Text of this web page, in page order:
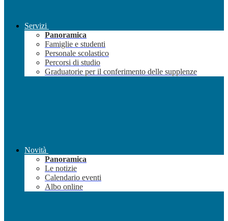
Servizi
Panoramica
Famiglie e studenti
Personale scolastico
Percorsi di studio
Graduatorie per il conferimento delle supplenze
Novità
Panoramica
Le notizie
Calendario eventi
Albo online